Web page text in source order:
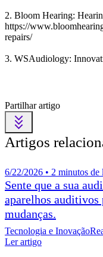
2. Bloom Hearing:
https://
repairs/
3. WSAudiology:
Partilhar artigo
Artigos
6/22/2026 • 2 minutos de
Sente que a sua
aparelhos auditivos
mudanças.
Tecnologia e Inovação
Ler artigo